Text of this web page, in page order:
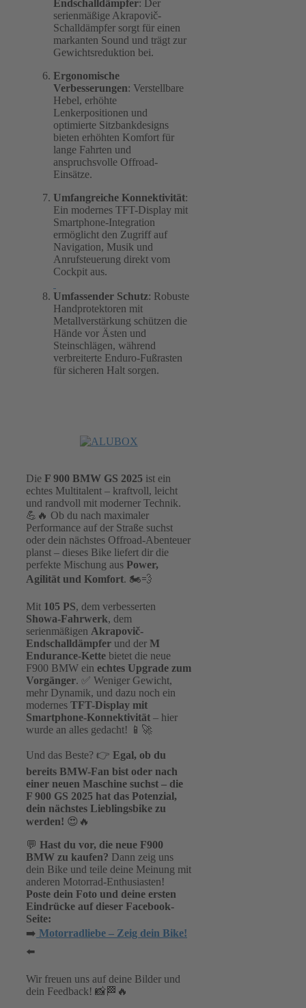
Endschalldämpfer: Der
serienmäßige Akrapovič-
Schalldämpfer sorgt für einen
markanten Sound und trägt zur
Gewichtsreduktion bei.
Ergonomische
Verbesserungen: Verstellbare
Hebel, erhöhte
Lenkerpositionen und
optimierte Sitzbankdesigns
bieten erhöhten Komfort für
lange Fahrten und
anspruchsvolle Offroad-
Einsätze.
Umfangreiche Konnektivität:
Ein modernes TFT-Display mit
Smartphone-Integration
ermöglicht den Zugriff auf
Navigation, Musik und
Anrufsteuerung direkt vom
Cockpit aus.
Umfassender Schutz: Robuste
Handprotektoren mit
Metallverstärkung schützen die
Hände vor Ästen und
Steinschlägen, während
verbreiterte Enduro-Fußrasten
für sicheren Halt sorgen.
Die F 900 BMW GS 2025 ist ein
echtes Multitalent – kraftvoll, leicht
und randvoll mit moderner Technik.
💪🔥 Ob du nach maximaler
Performance auf der Straße suchst
oder dein nächstes Offroad-Abenteuer
planst – dieses Bike liefert dir die
perfekte Mischung aus Power,
Agilität und Komfort. 🏍️💨
Mit 105 PS, dem verbesserten
Showa-Fahrwerk, dem
serienmäßigen Akrapovič-
Endschalldämpfer und der M
Endurance-Kette bietet die neue
F900 BMW ein echtes Upgrade zum
Vorgänger. ✅ Weniger Gewicht,
mehr Dynamik, und dazu noch ein
modernes TFT-Display mit
Smartphone-Konnektivität – hier
wurde an alles gedacht! 📱🚀
Und das Beste? 👉 Egal, ob du
bereits BMW-Fan bist oder nach
einer neuen Maschine suchst – die
F 900 GS 2025 hat das Potenzial,
dein nächstes Lieblingsbike zu
werden! 😍🔥
💬 Hast du vor, die neue F900
BMW zu kaufen? Dann zeig uns
dein Bike und teile deine Meinung mit
anderen Motorrad-Enthusiasten!
Poste dein Foto und deine ersten
Eindrücke auf dieser Facebook-
Seite:
➡️ Motorradliebe – Zeig dein Bike!
⬅️
Wir freuen uns auf deine Bilder und
dein Feedback! 📸🏁🔥